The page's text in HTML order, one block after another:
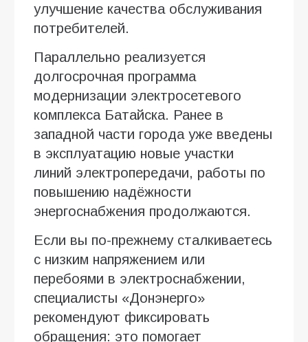
улучшение качества обслуживания
потребителей.
Параллельно реализуется
долгосрочная программа
модернизации электросетевого
комплекса Батайска. Ранее в
западной части города уже введены
в эксплуатацию новые участки
линий электропередачи, работы по
повышению надёжности
энергоснабжения продолжаются.
Если вы по-прежнему сталкиваетесь
с низким напряжением или
перебоями в электроснабжении,
специалисты «Донэнерго»
рекомендуют фиксировать
обращения: это помогает